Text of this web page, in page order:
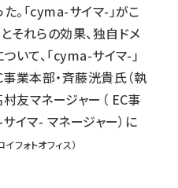
。「cyma-サイマ-」がこ
それらの効果、独自ドメ
いて、「cyma-サイマ-」
業本部・斉藤洸貴氏（執
友マネージャー（ EC事
マ- マネージャー）に
フォトオフィス）